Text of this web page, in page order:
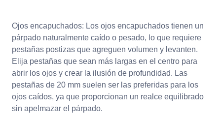
Ojos encapuchados: Los ojos encapuchados tienen un
párpado naturalmente caído o pesado, lo que requiere
pestañas postizas que agreguen volumen y levanten.
Elija pestañas que sean más largas en el centro para
abrir los ojos y crear la ilusión de profundidad. Las
pestañas de 20 mm suelen ser las preferidas para los
ojos caídos, ya que proporcionan un realce equilibrado
sin apelmazar el párpado.